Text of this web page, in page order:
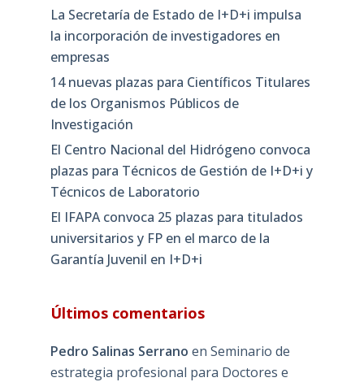
La Secretaría de Estado de I+D+i impulsa
la incorporación de investigadores en
empresas
14 nuevas plazas para Científicos Titulares
de los Organismos Públicos de
Investigación
El Centro Nacional del Hidrógeno convoca
plazas para Técnicos de Gestión de I+D+i y
Técnicos de Laboratorio
El IFAPA convoca 25 plazas para titulados
universitarios y FP en el marco de la
Garantía Juvenil en I+D+i
Últimos comentarios
Pedro Salinas Serrano en Seminario de
estrategia profesional para Doctores e